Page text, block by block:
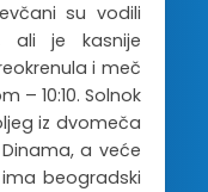
su vodili
ali je kasnije
i meč
– 10:10. Solnok
iz dvomeča
a veće
beogradski